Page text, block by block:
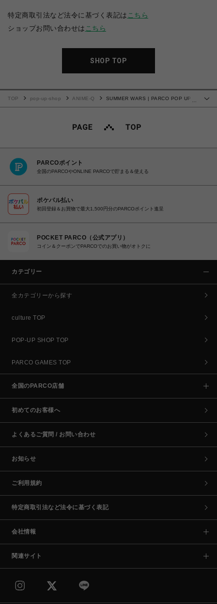
特定商取引法など法令に基づく表記は こちら
ショップお問い合わせは こちら
SHOP TOP
TOP pop-up-shop ANIME-Q
SUMMER WARS | PARCO POP UP
PARCOポイント
全国のPARCOやONLINE PARCOで貯まる＆使える
ポケパル払い
初回登録＆お買物で最大1,500円分のPARCOポイント進呈
POCKET PARCO（公式アプリ）
コイン＆クーポンでPARCOでのお買い物がオトクに
カテゴリー
全カテゴリーから探す
culture TOP
POP-UP SHOP TOP
PARCO GAMES TOP
全国のPARCO店舗
初めてのお客様へ
よくあるご質問 / お問い合わせ
お知らせ
ご利用規約
特定商取引法など法令に基づく表記
会社情報
関連サイト